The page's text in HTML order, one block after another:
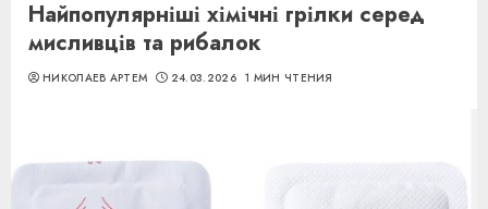
Найпопулярніші хімічні грілки серед
мисливців та рибалок
НИКОЛАЕВ АРТЕМ 24.03.2026 1 МИН ЧТЕНИЯ